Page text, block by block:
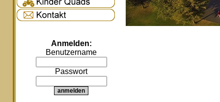
Anmelden:
Benutzername
Passwort